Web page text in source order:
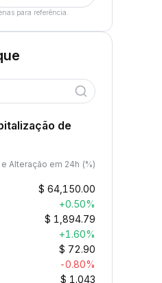
para referência.
de
Alteração em 24h (%)
$ 64,150.00
+0.50%
$ 1,894.79
+1.60%
$ 72.90
-0.80%
$ 1.043